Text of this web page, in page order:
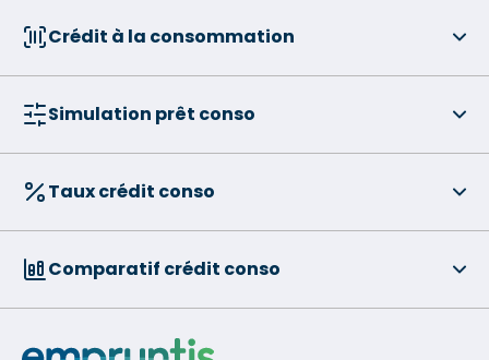
Crédit à la consommation
Simulation prêt conso
Taux crédit conso
Comparatif crédit conso